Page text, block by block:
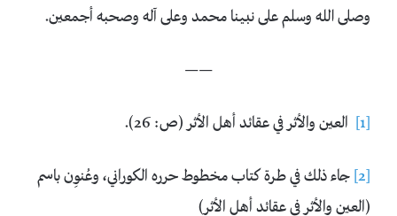
وصلى الله وسلم على نبينا محمد وعلى آله وصحبه أجمعين.
——
[1] العين والأثر في عقائد أهل الأثر (ص: 26).
[2]
جاء ذلك في طرة كتاب مخطوط حرره الكوراني، وعُنوِن باسم
(العين والأثر في عقائد أهل الأثر)